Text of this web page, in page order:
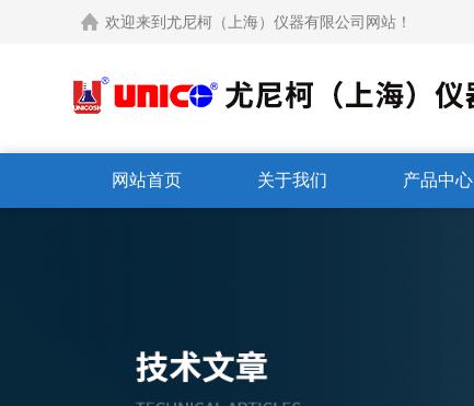
欢迎来到尤尼柯（上海）仪器有限公司网站！
网站首页 关于我们 产品中心